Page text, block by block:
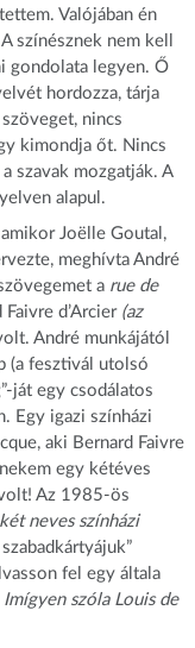
Valójában én
színésznek nem kell
gondolata legyen. Ő
hordozza, tárja
nincs
kimondja őt. Nincs
szavak mozgatják. A
alapul.
Joëlle Goutal,
meghívta André
a rue de
d’Arcier (az
André munkájától
(a fesztivál utolsó
ját egy csodálatos
Egy igazi színházi
aki Bernard Faivre
egy kétéves
Az 1985‑ös
neves színházi
fel egy általa
Imígyen szóla Louis de